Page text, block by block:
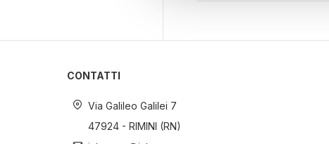
nostro traffico. Condividiamo
che hanno raccolto dal suo
CONTATTI
Via Galileo Galilei 7
47924 - RIMINI (RN)